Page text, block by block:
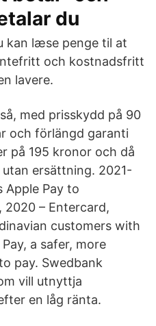
du
kan læse penge til at
och kostnadsfritt
lavere.
med prisskydd på 90
och förlängd garanti
på 195 kronor och då
ersättning. 2021-
Pay to
2020 – Entercard,
customers with
a safer, more
pay. Swedbank
vill utnyttja
en låg ränta.